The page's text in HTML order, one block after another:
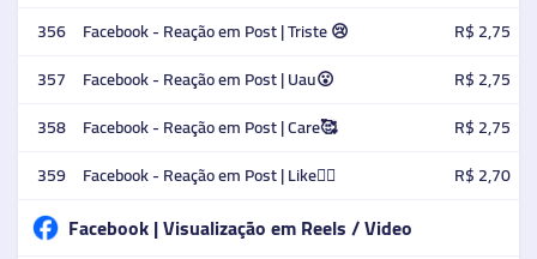
356 Facebook - Reação em Post | Triste 😢
R$ 2,75
357
Facebook - Reação em Post | Uau😮
R$ 2,75
358 Facebook - Reação em Post | Care🥰
R$ 2,75
359 Facebook - Reação em Post | Like👍🏻 R$ 2,70
Facebook | Visualização em Reels / Video